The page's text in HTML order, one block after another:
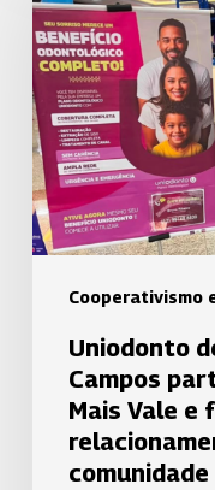
Cooperativismo
São
José
dos
Campos
participa
do
Emprega
Mais
Vale
fortalece
relacionamento
com
Uniodonto
Campos
Mais Vale e
comunidade